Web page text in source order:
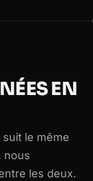
EN
le même
nous
les deux.